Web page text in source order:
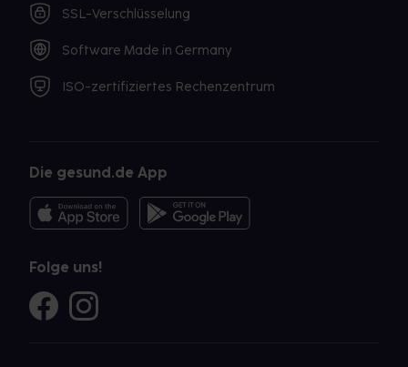
SSL-Verschlüsselung
Software Made in Germany
ISO-zertifiziertes Rechenzentrum
Die gesund.de App
Folge uns!